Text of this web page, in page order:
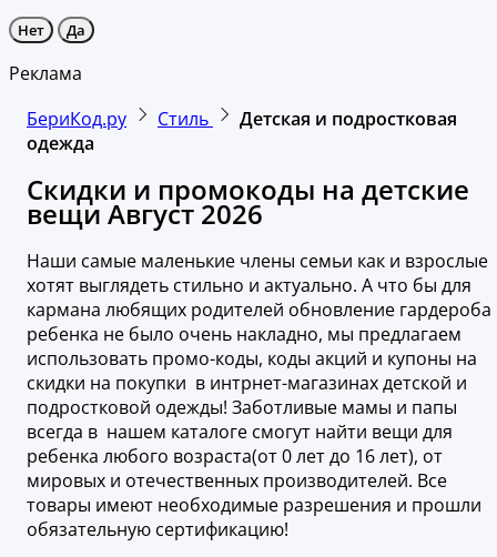
Нет Да
Реклама
БериКод.ру
Стиль
Детская и подростковая
одежда
Скидки и промокоды на детские
вещи Август 2026
Наши самые маленькие члены семьи как и взрослые
хотят выглядеть стильно и актуально. А что бы для
кармана любящих родителей обновление гардероба
ребенка не было очень накладно, мы предлагаем
использовать промо-коды, коды акций и купоны на
скидки на покупки в интрнет-магазинах детской и
подростковой одежды! Заботливые мамы и папы
всегда в нашем каталоге смогут найти вещи для
ребенка любого возраста(от 0 лет до 16 лет), от
мировых и отечественных производителей. Все
товары имеют необходимые разрешения и прошли
обязательную сертификацию!